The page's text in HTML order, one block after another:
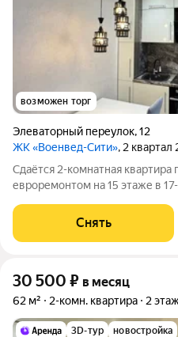
возможен торг
Элеваторный переулок,12
ЖК «Военвед-Сити», 2 квартал
Сдаётся 2-комнатная
евроремонтом на 15 этаже в
Стиральная машина Холодильник Кондиционер Бойлер
Микроволновка Дом -
Снять
30 500 ₽ в месяц
62 м² 2-комн. квартира 2
3D-тур новостройка